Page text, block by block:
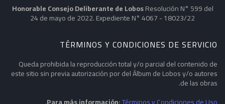
Honorable Consejo Deliberante de LobosResolución N° 599 del
24 de mayo de 2022. Expediente N° 4067 - 18023/22
TÉRMINOS Y CONDICIONES DE SERVICIO
Queda prohibida la reproducción total y/o parcial del contenido de
este sitio sin previa autorización por del Álbum de Lobos y/o autores
de las obras.